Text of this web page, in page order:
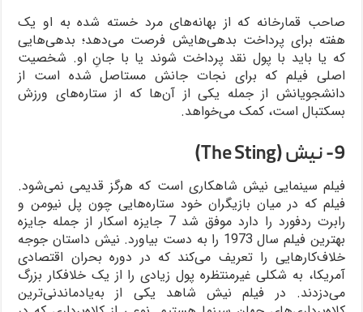
صاحب قمارخانه که از بهانه‌های مرد خسته شده به او یک
هفته برای پرداخت بدهی‌هایش فرصت می‌دهد؛ بدهی‌هایی
که یا باید با پول نقد پرداخت شوند یا با جانِ او. شخصیت
اصلی فیلم که برای نجات جانش مستاصل شده است از
دانشجویانش از جمله یکی از آن‌ها که از ستاره‌های ورزش
بسکتبال است، کمک می‌خواهد.
9- نیش (The Sting)
فیلم سینمایی نیش شاهکاری است که هرگز قدیمی نمی‌شود.
فیلم که در میان بازیگران خود ستاره‌هایی چون پل نیومن و
رابرت ردفورد را دارد موفق شد 7 جایزه اسکار از جمله جایزه
بهترین فیلم سال 1973 را به دست بیاورد. نیش داستان جوجه
خلاف‌کارهایی را تعریف می‌کند که در دوره بحران اقتصادی
آمریکا، به شکلی غیرمنتظره پول زیادی را از یک خلافکار بزرگ
می‌دزدند. در فیلم نیش شاهد یکی از به‌یادماندنی‌ترین